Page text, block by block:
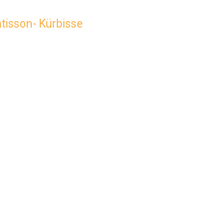
Kürbisse